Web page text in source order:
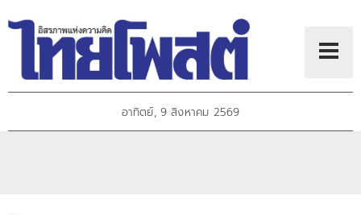
อาทิตย์, 9 สิงหาคม 2569